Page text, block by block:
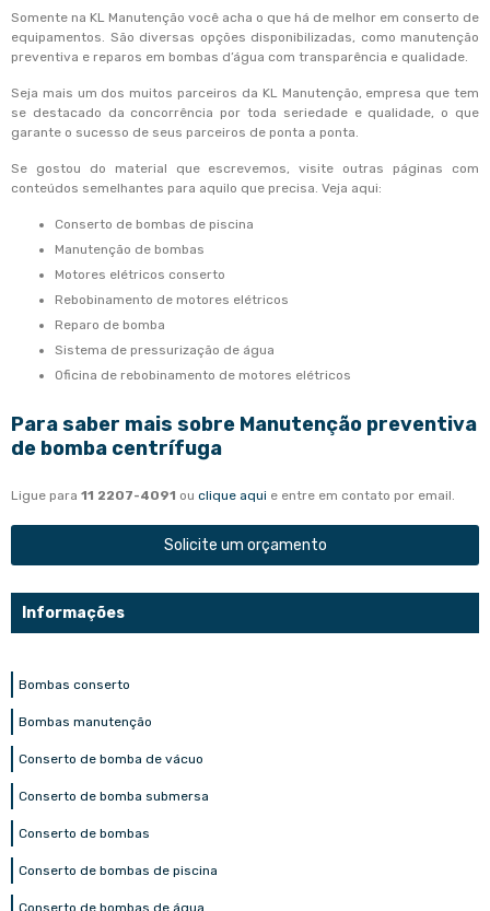
Somente na KL Manutenção você acha o que há de melhor em conserto de
equipamentos. São diversas opções disponibilizadas, como manutenção
preventiva e reparos em bombas d’água com transparência e qualidade.
Seja mais um dos muitos parceiros da KL Manutenção, empresa que tem
se destacado da concorrência por toda seriedade e qualidade, o que
garante o sucesso de seus parceiros de ponta a ponta.
Se gostou do material que escrevemos, visite outras páginas com
conteúdos semelhantes para aquilo que precisa. Veja aqui:
conserto de bombas de piscina
manutenção de bombas
motores elétricos conserto
rebobinamento de motores elétricos
reparo de bomba
sistema de pressurização de água
oficina de rebobinamento de motores elétricos
Para saber mais sobre Manutenção preventiva
de bomba centrífuga
Ligue para 11 2207-4091 ou clique aqui e entre em contato por email.
Solicite um orçamento
Informações
Bombas conserto
Bombas manutenção
Conserto de bomba de vácuo
Conserto de bomba submersa
Conserto de bombas
Conserto de bombas de piscina
Conserto de bombas de água